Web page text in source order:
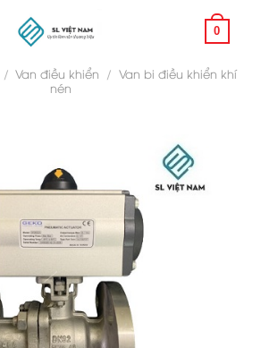
0
/ Van điều khiển / Van bi điều khiển khí
nén